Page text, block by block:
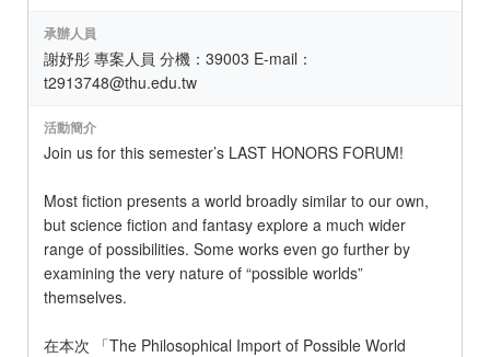
承辦人員
謝妤彤 專案人員 分機：39003 E-mail：
t2913748@thu.edu.tw
活動簡介
Join us for this semester’s LAST HONORS FORUM!
Most fiction presents a world broadly similar to our own,
but science fiction and fantasy explore a much wider
range of possibilities. Some works even go further by
examining the very nature of “possible worlds”
themselves.
在本次 「The Philosophical Import of Possible World